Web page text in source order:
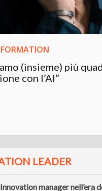
(insieme) più
con l’AI”
LEADER
Innovation manager nell’era